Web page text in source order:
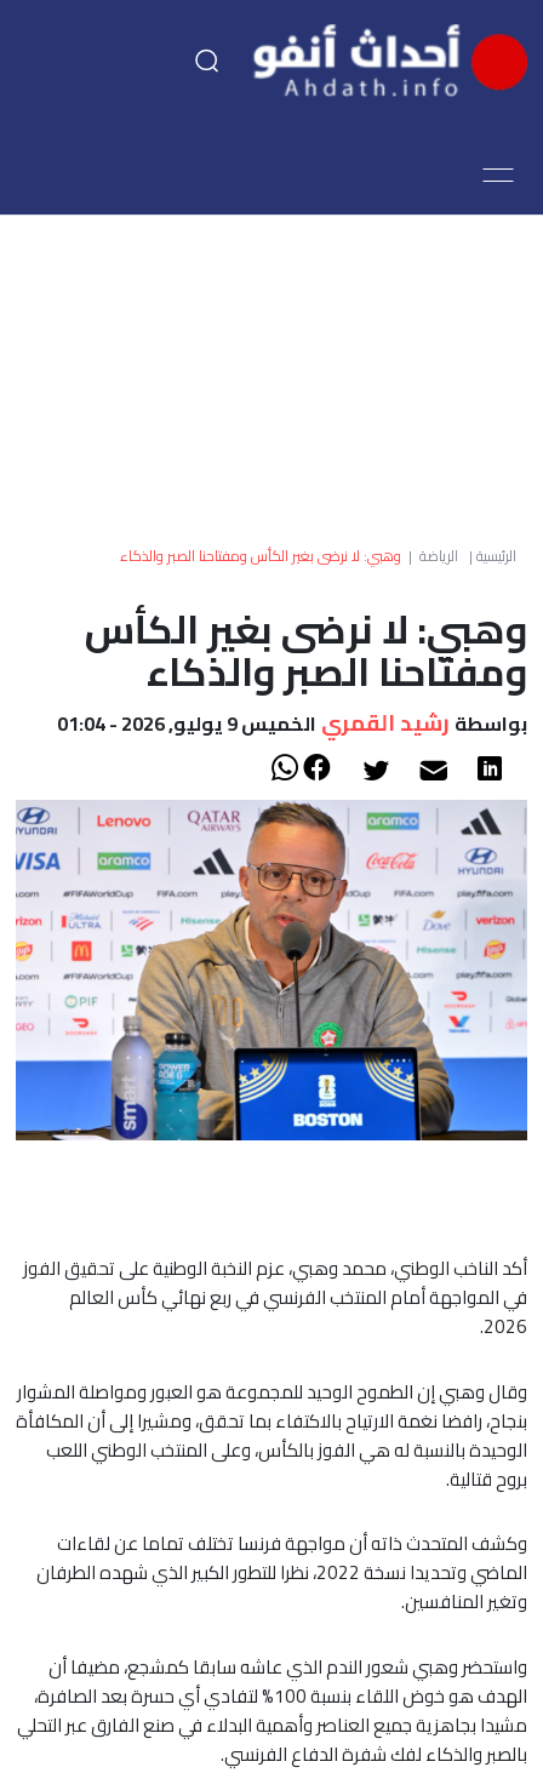
اقتصاد
العالم
أعمدة
الصحراء
الرئيسية| الرياضة | وهبي: لا نرضى بغير الكأس ومفتاحنا الصبر والذكاء
وهبي: لا نرضى بغير الكأس
ومفتاحنا الصبر والذكاء
بواسطة رشيد القمري الخميس 9 يوليو, 2026 - 01:04
أكد الناخب الوطني، محمد وهبي، عزم النخبة الوطنية على تحقيق الفوز
في المواجهة أمام المنتخب الفرنسي في ربع نهائي كأس العالم
2026.
وقال وهبي إن الطموح الوحيد للمجموعة هو العبور ومواصلة المشوار
بنجاح، رافضا نغمة الارتياح بالاكتفاء بما تحقق، ومشيرا إلى أن المكافأة
الوحيدة بالنسبة له هي الفوز بالكأس، وعلى المنتخب الوطني اللعب
بروح قتالية.
​وكشف المتحدث ذاته أن مواجهة فرنسا تختلف تماما عن لقاءات
الماضي وتحديدا نسخة 2022، نظرا للتطور الكبير الذي شهده الطرفان
وتغير المنافسين.
واستحضر وهبي شعور الندم الذي عاشه سابقا كمشجع، مضيفا أن
الهدف هو خوض اللقاء بنسبة 100% لتفادي أي حسرة بعد الصافرة،
مشيدا بجاهزية جميع العناصر وأهمية البدلاء في صنع الفارق عبر التحلي
بالصبر والذكاء لفك شفرة الدفاع الفرنسي.